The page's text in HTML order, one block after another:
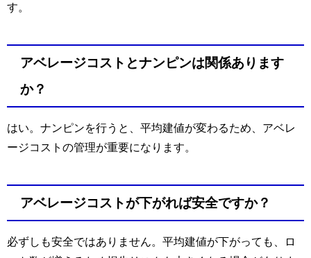
す。
アベレージコストとナンピンは関係あります
か？
はい。ナンピンを行うと、平均建値が変わるため、アベレ
ージコストの管理が重要になります。
アベレージコストが下がれば安全ですか？
必ずしも安全ではありません。平均建値が下がっても、ロ